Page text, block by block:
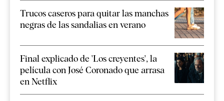
Trucos caseros para quitar las manchas
negras de las sandalias en verano
Final explicado de 'Los creyentes', la
película con José Coronado que arrasa
en Netflix